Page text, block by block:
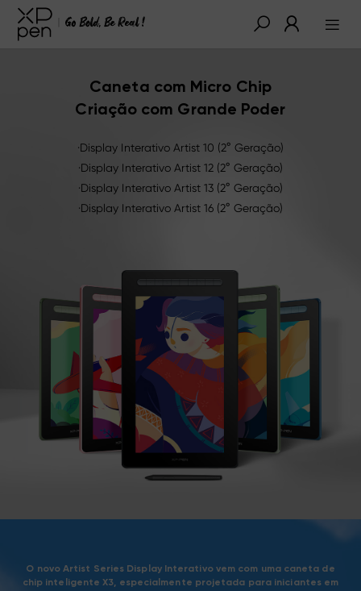
Caneta com Micro Chip
Criação com Grande Poder
·Display Interativo Artist 10 (2° Geração)
·Display Interativo Artist 12 (2° Geração)
·Display Interativo Artist 13 (2° Geração)
·Display Interativo Artist 16 (2° Geração)
O novo Artist Series Display Interativo vem com uma caneta de
chip inteligente X3, especialmente projetada para iniciantes em